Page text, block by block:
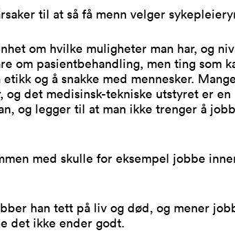
til at så få menn velger
om hvilke muligheter man har, og
om pasientbehandling, men ting som
og å snakke med mennesker. Mange
og det medisinsk-tekniske utstyret er en
og legger til at man ikke trenger å
med skulle for eksempel jobbe
han tett på liv og død, og mener
det ikke ender godt.